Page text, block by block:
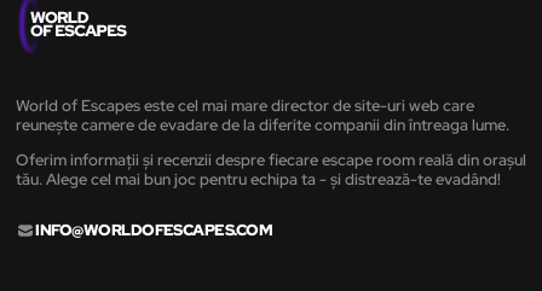
World of Escapes este cel mai mare director de site-uri web care
reunește camere de evadare de la diferite companii din întreaga lume.
Oferim informații și recenzii despre fiecare escape room reală din orașul
tău. Alege cel mai bun joc pentru echipa ta - și distrează-te evadând!
INFO@WORLDOFESCAPES.COM